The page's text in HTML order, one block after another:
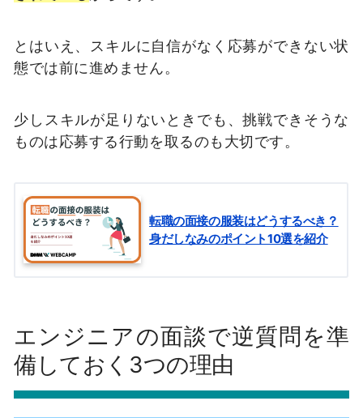
とはいえ、スキルに自信がなく応募ができない状
態では前に進めません。
少しスキルが足りないときでも、挑戦できそうな
ものは応募する行動を取るのも大切です。
転職の面接の服装はどうするべき？
身だしなみのポイント10選を紹介
エンジニアの面談で逆質問を準
備しておく3つの理由